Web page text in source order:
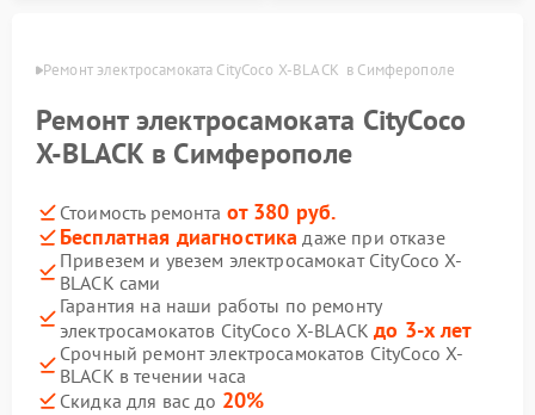
Ремонт электросамоката CityCoco X-BLACK  в Симферополе
Ремонт электросамоката CityCoco
X-BLACK в Симферополе
Стоимость ремонта от 380 руб.
Бесплатная диагностика даже при отказе
Привезем и увезем электросамокат CityCoco X-
BLACK сами
Гарантия на наши работы по ремонту
электросамокатов CityCoco X-BLACKдо 3-х лет
Срочный ремонт электросамокатов CityCoco X-
BLACK в течении часа
Скидка для вас до 20%